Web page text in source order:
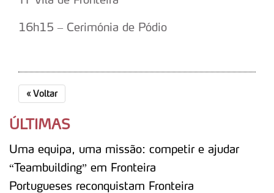
16h15 – Cerimónia de Pódio
« Voltar
ÚLTIMAS
Uma equipa, uma missão: competir e ajudar
“Teambuilding” em Fronteira
Portugueses reconquistam Fronteira